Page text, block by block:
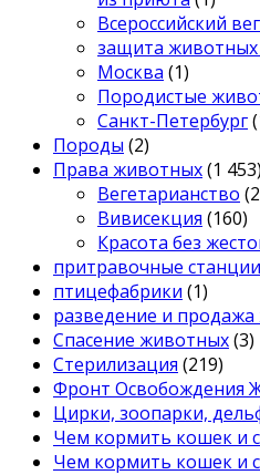
Всероссийский
защита
Москва (1)
Породистые
Санкт-Петербург
Породы (2)
Права животных(1 453)
Вегетарианство
Вивисекция (160)
Красота без
притравочные станции
птицефабрики (1)
разведение и
Спасение животных(3)
Стерилизация (219)
Фронт Освобождения
Цирки, зоопарки,
Чем кормить кошек и
Чем кормить кошек и